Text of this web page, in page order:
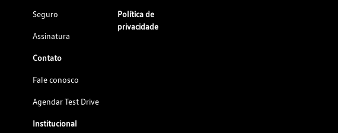
Seguro
Assinatura
Contato
Fale conosco
Agendar Test Drive
Institucional
Política de
privacidade